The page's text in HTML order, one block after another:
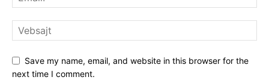
Save my name, email, and website in this browser for the
next time I comment.